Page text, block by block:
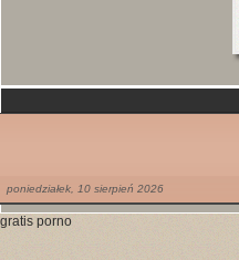
poniedziałek, 10 sierpień 2026
gratis porno